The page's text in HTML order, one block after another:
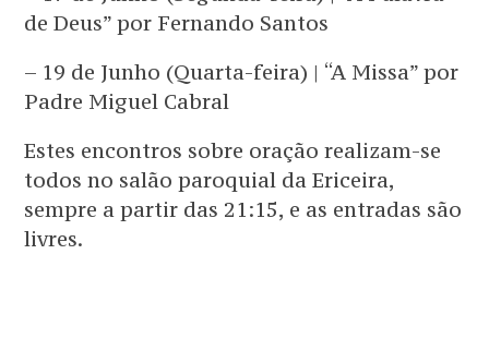
de Deus” por Fernando Santos
– 19 de Junho (Quarta-feira) | “A Missa” por
Padre Miguel Cabral
Estes encontros sobre oração realizam-se
todos no salão paroquial da Ericeira,
sempre a partir das 21:15, e as entradas são
livres.